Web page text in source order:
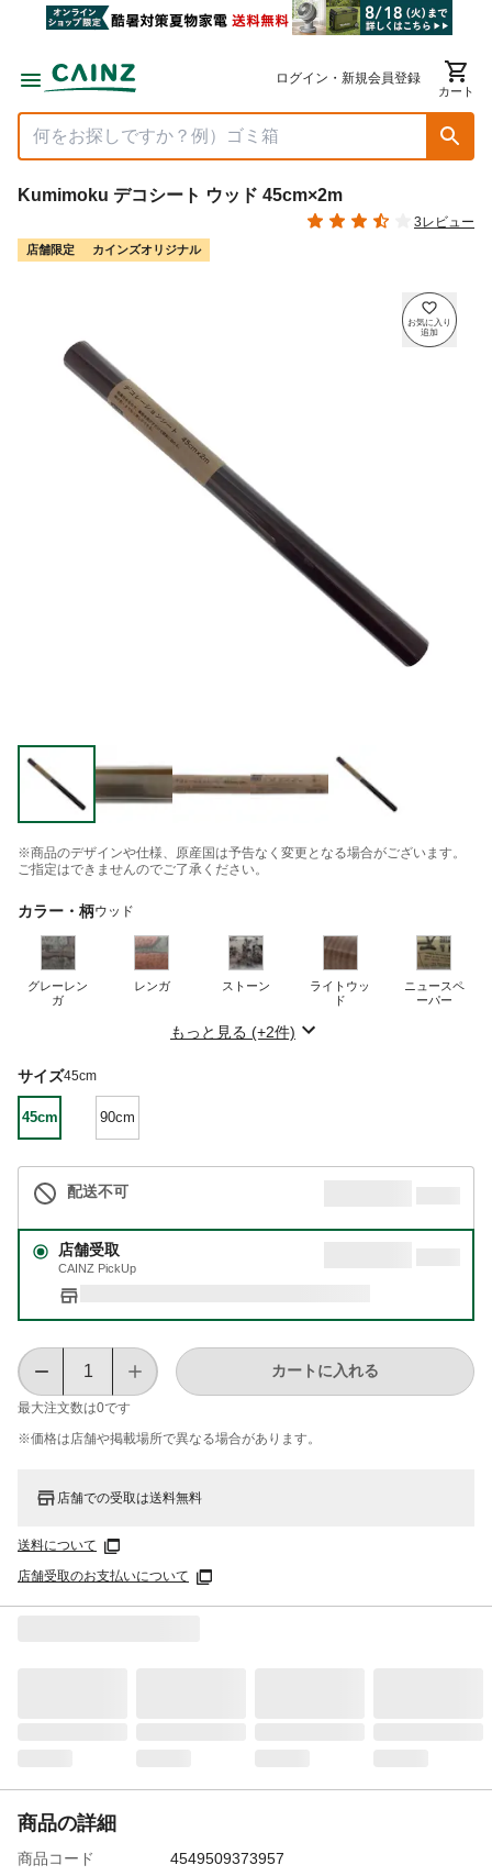
ログイン・新規会員登録
カート
Kumimoku デコシート ウッド 45cm×2m
3レビュー
店舗限定 カインズオリジナル
※商品のデザインや仕様、原産国は予告なく変更となる場合がございます。
ご指定はできませんのでご了承ください。
カラー・柄ウッド
グレーレン
ガ
レンガ ストーン
ライトウッ
ド
ニュースペ
ーパー
もっと見る (+2件)
サイズ45cm
45cm 90cm
配送不可
店舗受取
CAINZ PickUp
最大注文数は0です
カートに入れる
※価格は​店舗や​掲載場所で​異なる​場合が​あります。
店舗での受取は送料無料
送料について
店舗受取のお支払いについて
商品の詳細
商品コード
4549509373957